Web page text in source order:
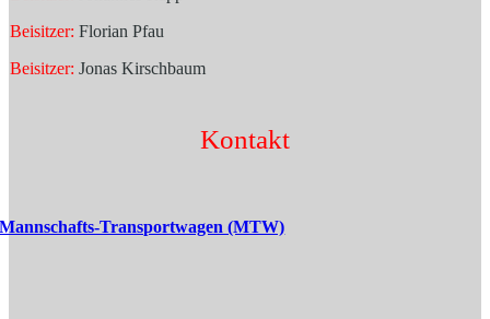
Beisitzer: Florian Pfau
Beisitzer: Jonas Kirschbaum
Kontakt
Mannschafts-Transportwagen (MTW)